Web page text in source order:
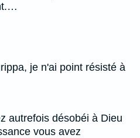
je n'ai point résisté à
autrefois désobéi à Dieu
vous avez